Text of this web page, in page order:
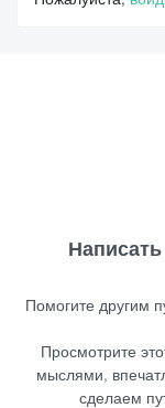
Помогите другим
Просмотрите
мыслями,
сделаем